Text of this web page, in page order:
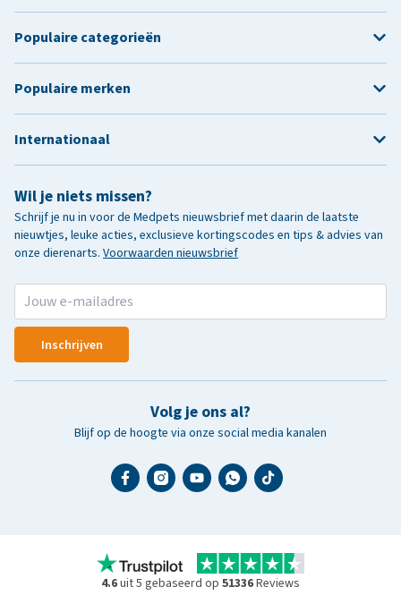
Wil je niets missen?
Schrijf je nu in voor de Medpets nieuwsbrief met daarin de laatste
nieuwtjes, leuke acties, exclusieve kortingscodes en tips & advies van
onze dierenarts. Voorwaarden nieuwsbrief
Inschrijven
Volg je ons al?
Blijf op de hoogte via onze social media kanalen
Populaire categorieën
Populaire merken
Internationaal
4.6uit 5 gebaseerd op 51336Reviews